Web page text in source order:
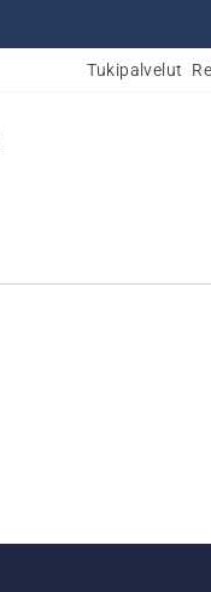
Tukipalvelut